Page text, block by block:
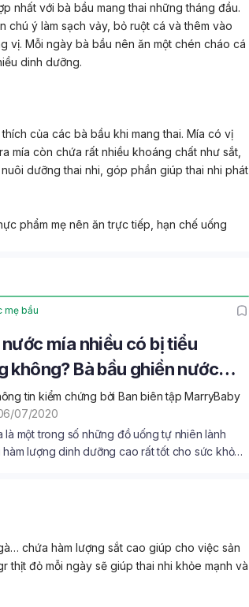
nhất với bà bầu mang thai những tháng đầu.
chú ý làm sạch vảy, bỏ ruột cá và thêm vào
vị. Mỗi ngày bà bầu nên ăn một chén cháo cá
dinh dưỡng.
của các bà bầu khi mang thai. Mía có vị
mía còn chứa rất nhiều khoáng chất như sắt,
dưỡng thai nhi, góp phần giúp thai nhi phát
phẩm mẹ nên ăn trực tiếp, hạn chế uống
mẹ bầu
mía nhiều có bị tiểu
không? Bà bầu ghiền nước
biết
tin kiểm chứng bởi Ban biên tập MarryBaby
07/2020
là một trong số những đồ uống tự nhiên lành
hàm lượng dinh dưỡng cao rất tốt cho sức khỏe.
chứa hàm lượng sắt cao giúp cho việc sản
thịt đỏ mỗi ngày sẽ giúp thai nhi khỏe mạnh và